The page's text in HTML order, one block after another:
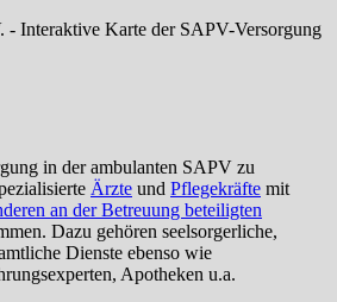
in der ambulanten SAPV zu
Ärzte und Pflegekräfte mit
an der Betreuung beteiligten
Dazu gehören seelsorgerliche,
Dienste ebenso wie
Apotheken u.a.